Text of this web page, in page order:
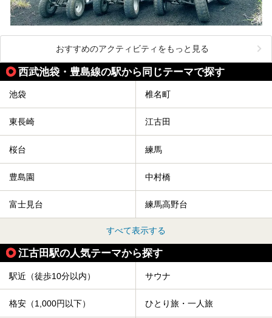
おすすめのアクティビティをもっと見る
西武池袋・豊島線の駅から同じテーマで探す
池袋 椎名町
東長崎 江古田
桜台 練馬
豊島園 中村橋
富士見台 練馬高野台
すべて表示する
江古田駅の人気テーマから探す
駅近（徒歩10分以内） サウナ
格安（1,000円以下） ひとり旅・一人旅